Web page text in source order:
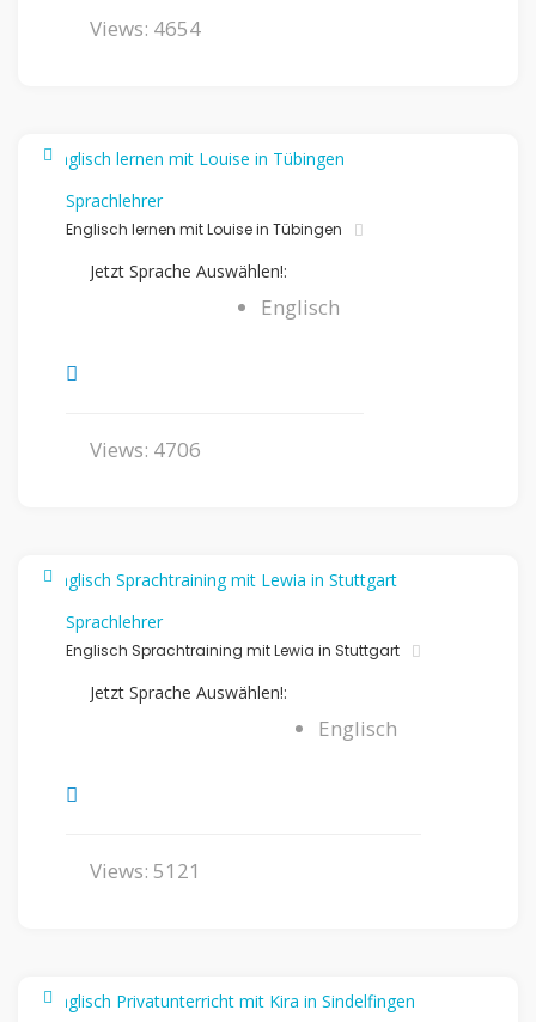
Views: 4654
Sprachlehrer
Englisch lernen mit Louise in Tübingen
Jetzt Sprache Auswählen!:
Englisch
Views: 4706
Sprachlehrer
Englisch Sprachtraining mit Lewia in Stuttgart
Jetzt Sprache Auswählen!:
Englisch
Views: 5121